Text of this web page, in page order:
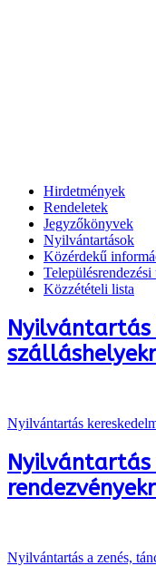
Hirdetmények
Rendeletek
Jegyzőkönyvek
Nyilvántartások
Közérdekű
Közzétételi lista
Nyilvántartás
Nyilvántartás
Nyilvántartás
Nyilvántartás a zenés,